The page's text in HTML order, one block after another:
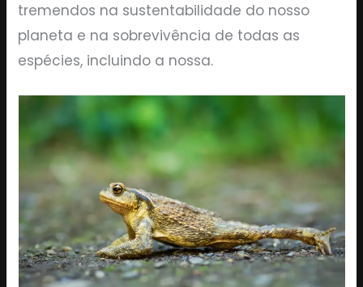
tremendos na sustentabilidade do nosso
planeta e na sobrevivência de todas as
espécies, incluindo a nossa.